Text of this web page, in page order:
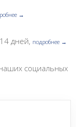
→
дней, подробнее →
социальных